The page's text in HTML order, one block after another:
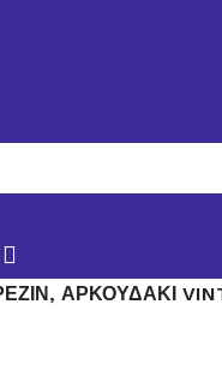
ΑΡΚΟΥΔΑΚΙ